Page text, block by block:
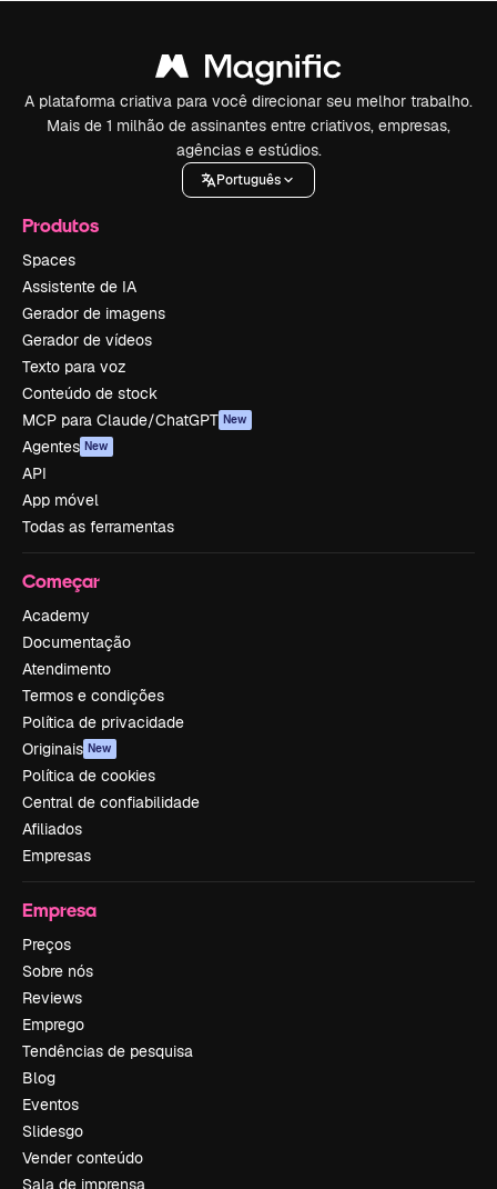
A plataforma criativa para você direcionar seu melhor trabalho.
Mais de 1 milhão de assinantes entre criativos, empresas,
agências e estúdios.
Português
Produtos
Spaces
Assistente de IA
Gerador de imagens
Gerador de vídeos
Texto para voz
Conteúdo de stock
MCP para Claude/ChatGPT New
Agentes New
API
App móvel
Todas as ferramentas
Começar
Academy
Documentação
Atendimento
Termos e condições
Política de privacidade
Originais New
Política de cookies
Central de confiabilidade
Afiliados
Empresas
Empresa
Preços
Sobre nós
Reviews
Emprego
Tendências de pesquisa
Blog
Eventos
Slidesgo
Vender conteúdo
Sala de imprensa